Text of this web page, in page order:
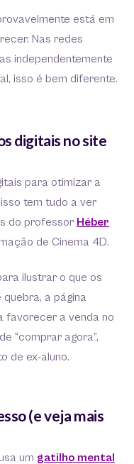
está em
Nas redes
independentemente
isso é bem diferente.
digitais no site
para otimizar a
isso tem tudo a ver
do professor Héber
de Cinema 4D.
ilustrar o que os
a página
favorecer a venda no
“comprar agora”,
de ex-aluno.
(e veja mais
usa um gatilho mental